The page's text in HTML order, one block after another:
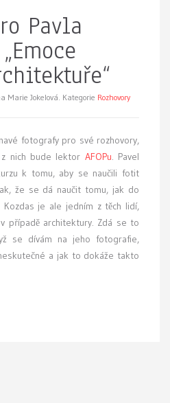
Pavla
Marie Jokelová. Kategorie Rozhovory
fotografy pro své rozhovory,
nich bude lektor AFOPu. Pavel
k tomu, aby se naučili fotit
že se dá naučit tomu, jak do
je ale jedním z těch lidí,
případě architektury. Zdá se to
se dívám na jeho fotografie,
a jak to dokáže takto